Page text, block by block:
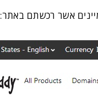
אשר רכשתם באתר: